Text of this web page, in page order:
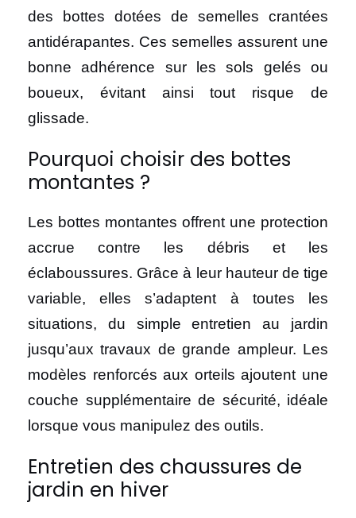
des bottes dotées de semelles crantées
antidérapantes. Ces semelles assurent une
bonne adhérence sur les sols gelés ou
boueux, évitant ainsi tout risque de
glissade.
Pourquoi choisir des bottes
montantes ?
Les bottes montantes offrent une protection
accrue contre les débris et les
éclaboussures. Grâce à leur hauteur de tige
variable, elles s’adaptent à toutes les
situations, du simple entretien au jardin
jusqu’aux travaux de grande ampleur. Les
modèles renforcés aux orteils ajoutent une
couche supplémentaire de sécurité, idéale
lorsque vous manipulez des outils.
Entretien des chaussures de
jardin en hiver